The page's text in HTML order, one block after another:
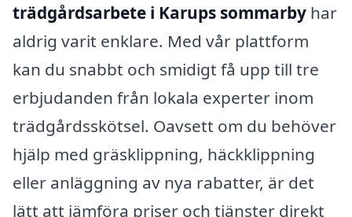
trädgårdsarbete i Karups sommarby har
aldrig varit enklare. Med vår plattform
kan du snabbt och smidigt få upp till tre
erbjudanden från lokala experter inom
trädgårdsskötsel. Oavsett om du behöver
hjälp med gräsklippning, häckklippning
eller anläggning av nya rabatter, är det
lätt att jämföra priser och tjänster direkt